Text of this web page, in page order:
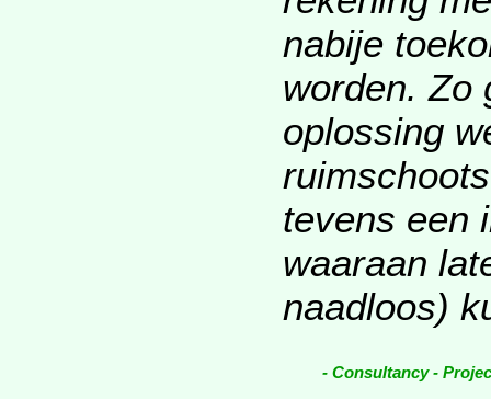
nabije
worden. Zo
oplossing
tevens een
waaraan
naadloos)
- Consultancy -